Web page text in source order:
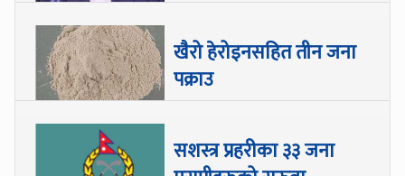
खैरो हेरोइनसहित तीन जना
पक्राउ
सशस्त्र प्रहरीका ३३ जना